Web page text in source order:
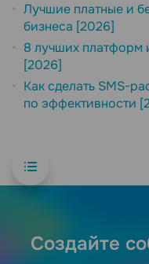
Лучшие платные и
бизнеса [2026]
8 лучших платформ
[2026]
Как сделать SMS-
по эффективности
Создайте